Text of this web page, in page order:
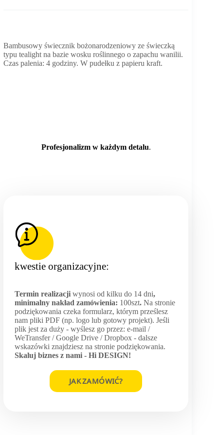
Bambusowy świecznik bożonarodzeniowy ze świeczką
typu tealight na bazie wosku roślinnego o zapachu wanilii.
Czas palenia: 4 godziny. W pudełku z papieru kraft.
Profesjonalizm w każdym detalu.
kwestie organizacyjne:
Termin realizacji wynosi od kilku do 14 dni,
minimalny nakład zamówienia: 100szt. Na stronie
podziękowania czeka formularz, którym prześlesz
nam pliki PDF (np. logo lub gotowy projekt). Jeśli
plik jest za duży - wyślesz go przez: e-mail /
WeTransfer / Google Drive / Dropbox - dalsze
wskazówki znajdziesz na stronie podziękowania.
Skaluj biznes z nami - Hi DESIGN!
JAK ZAMÓWIĆ?